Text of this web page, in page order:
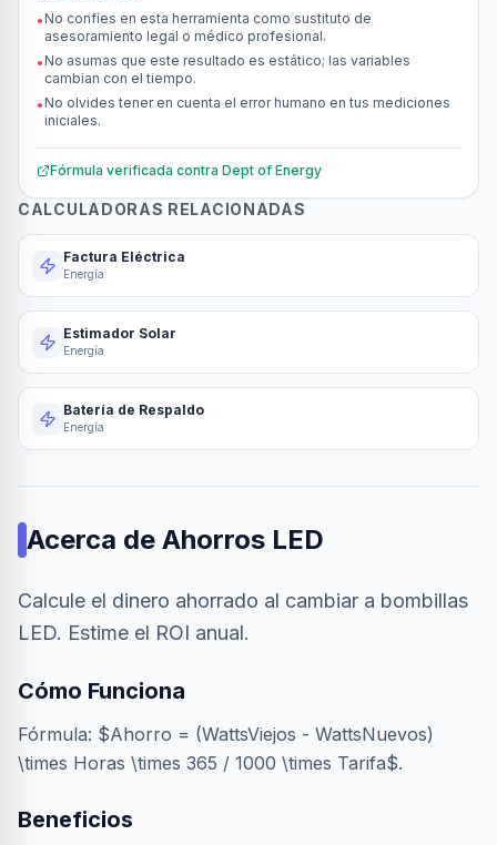
• No confíes en esta herramienta como sustituto de
asesoramiento legal o médico profesional.
• No asumas que este resultado es estático; las variables
cambian con el tiempo.
• No olvides tener en cuenta el error humano en tus mediciones
iniciales.
Fórmula verificada contra Dept of Energy
CALCULADORAS RELACIONADAS
Factura Eléctrica
Energía
Estimador Solar
Energía
Batería de Respaldo
Energía
Acerca de Ahorros LED
Calcule el dinero ahorrado al cambiar a bombillas
LED. Estime el ROI anual.
Cómo Funciona
Fórmula: $Ahorro = (WattsViejos - WattsNuevos)
\times Horas \times 365 / 1000 \times Tarifa$.
Beneficios